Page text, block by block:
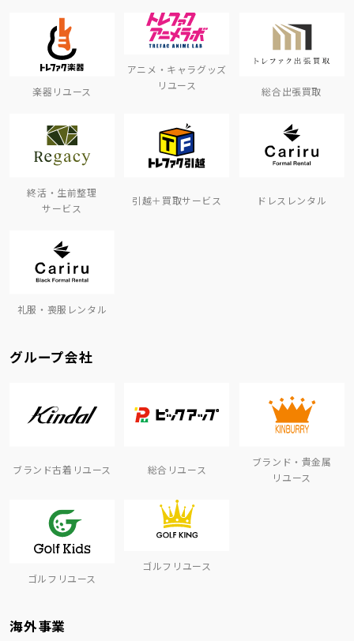
楽器リユース
アニメ・キャラグッズ
リユース
総合出張買取
終活・生前整理
サービス
引越＋買取サービス ドレスレンタル
礼服・喪服レンタル
グループ会社
ブランド古着リユース 総合リユース
ブランド・貴金属
リユース
ゴルフリユース
ゴルフリユース
海外事業